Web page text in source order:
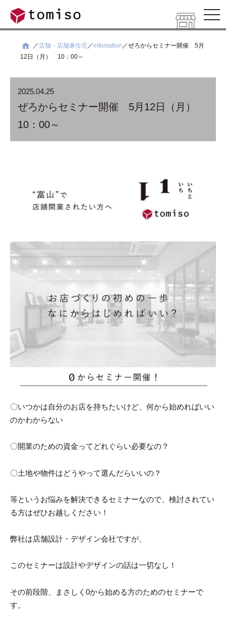
ナ
ビ
ゲ
店舗・店舗兼住宅 infomation
ぜろからセミナー開催 5月
12日（月） 10：00～
2025.04.25
ぜろからセミナー開催 5月12日（月）
10：00～
〇いつかは自分のお店を持ちたいけど、何から始めればいい
のかわからない
〇開業のための資金ってどれぐらい必要なの？
〇土地や物件はどうやって選んだらいいの？
等というお悩みを解決できるセミナーなので、検討されてい
る方はぜひお越しください！
弊社は店舗設計・デザイン会社ですが、
このセミナーは設計やデザインの話は一切なし！
その前段階、まさしく0から始める方のためのセミナーで
す。